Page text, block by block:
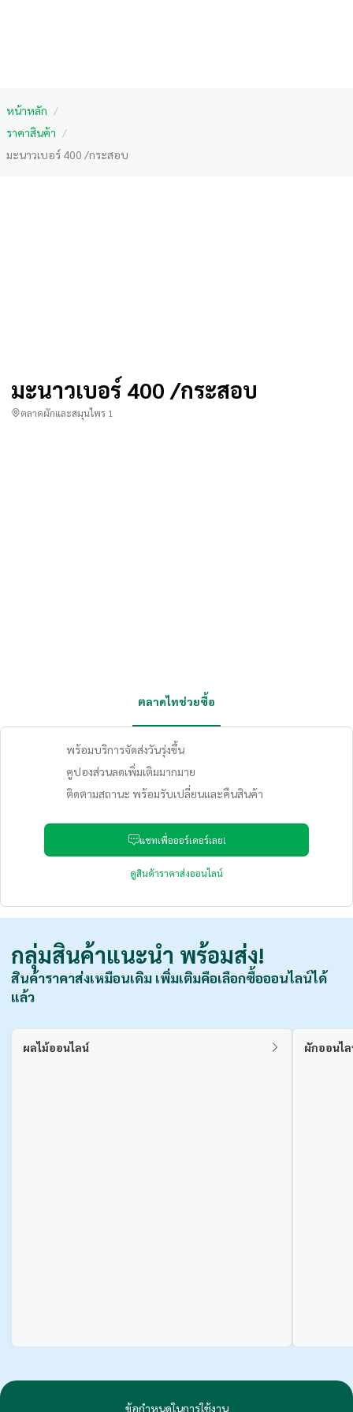
หน้าหลัก /
ราคาสินค้า /
มะนาวเบอร์ 400 /กระสอบ
มะนาวเบอร์ 400 /กระสอบ
ตลาดผักและสมุนไพร 1
ตลาดไทช่วยซื้อ
พร้อมบริการจัดส่งวันรุ่งขึ้น
คูปองส่วนลดเพิ่มเติมมากมาย
ติดตามสถานะ พร้อมรับเปลี่ยนและคืนสินค้า
แชทเพื่อออร์เดอร์เลย!
ดูสินค้าราคาส่งออนไลน์
กลุ่มสินค้าแนะนำ พร้อมส่ง!
สินค้าราคาส่งเหมือนเดิม เพิ่มเติมคือเลือกซื้อออนไลน์ได้
แล้ว
ผลไม้ออนไลน์ ผักออนไ
ข้อกำหนดในการใช้งาน